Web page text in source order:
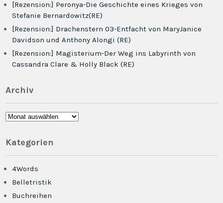
[Rezension:] Peronya-Die Geschichte eines Krieges von
Stefanie Bernardowitz(RE)
[Rezension:] Drachenstern 03-Entfacht von MaryJanice
Davidson und Anthony Alongi (RE)
[Rezension:] Magisterium-Der Weg ins Labyrinth von
Cassandra Clare & Holly Black (RE)
Archiv
Archiv
Kategorien
4Words
Belletristik
Buchreihen